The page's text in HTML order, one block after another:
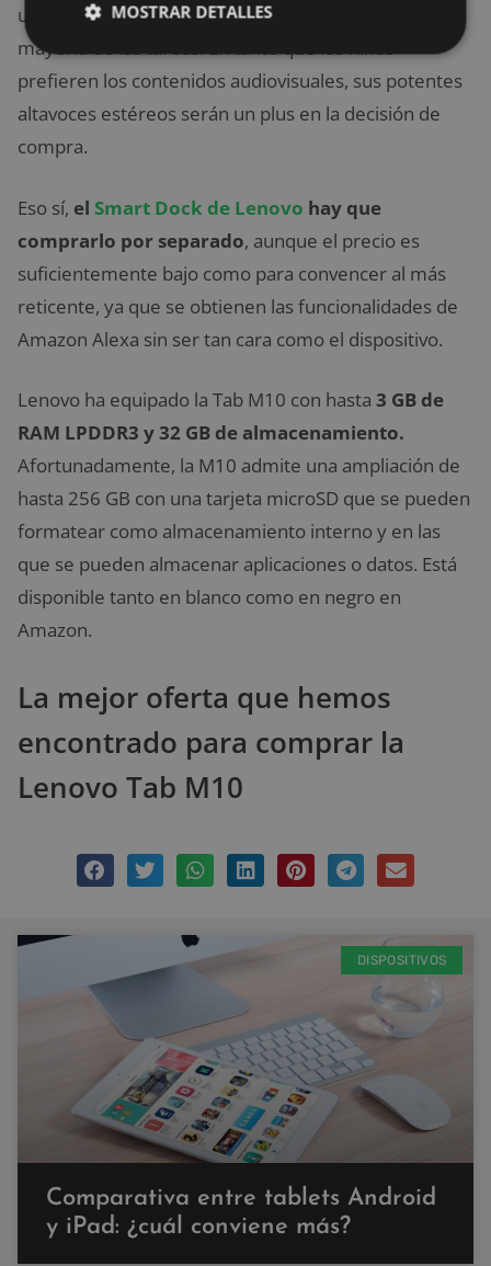
una tablet lo suficientemente potente para la
mayoría de las tareas. En tanto que los niños
prefieren los contenidos audiovisuales, sus potentes
altavoces estéreos serán un plus en la decisión de
compra.
Eso sí, el Smart Dock de Lenovo hay que
comprarlo por separado, aunque el precio es
suficientemente bajo como para convencer al más
reticente, ya que se obtienen las funcionalidades de
Amazon Alexa sin ser tan cara como el dispositivo.
Lenovo ha equipado la Tab M10 con hasta 3 GB de
RAM LPDDR3 y 32 GB de almacenamiento.
Afortunadamente, la M10 admite una ampliación de
hasta 256 GB con una tarjeta microSD que se pueden
formatear como almacenamiento interno y en las
que se pueden almacenar aplicaciones o datos. Está
disponible tanto en blanco como en negro en
Amazon.
La mejor oferta que hemos
encontrado para comprar la
Lenovo Tab M10
DISPOSITIVOS
Comparativa entre tablets Android
y iPad: ¿cuál conviene más?
MOSTRAR DETALLES